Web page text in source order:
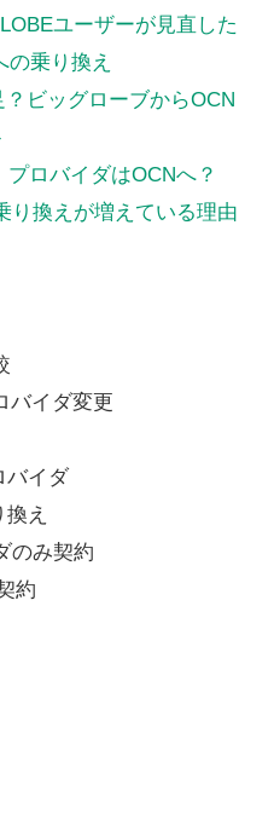
ユーザーが見直した
の乗り換え
ビッグローブからOCN
プロバイダはOCNへ？
り換えが増えている理由
バイダ変更
バイダ
え
のみ契約
約